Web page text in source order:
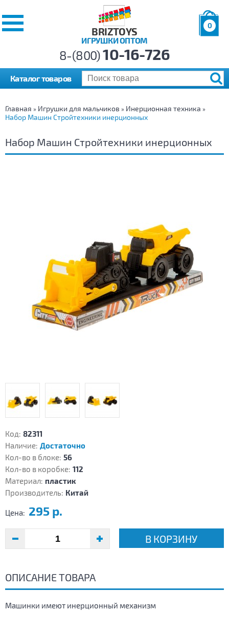
BRIZTOYS
ИГРУШКИ ОПТОМ
0
р.
8-(800)10-16-726
Каталог товаров
Главная » Игрушки для мальчиков » Инерционная техника »
Набор Машин Стройтехники инерционных
Набор Машин Стройтехники инерционных
Код: 82311
Наличие: Достаточно
Кол-во в блоке: 56
Кол-во в коробке: 112
Материал: пластик
Производитель: Китай
Цена: 295 р.
В КОРЗИНУ
ОПИСАНИЕ ТОВАРА
Машинки имеют инерционный механизм